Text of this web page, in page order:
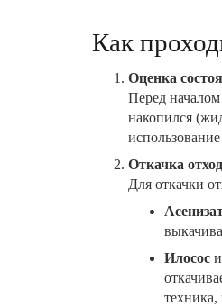
Как
Оценка
Перед
накопился
Откачка
Для откачки
Илосос
техника,